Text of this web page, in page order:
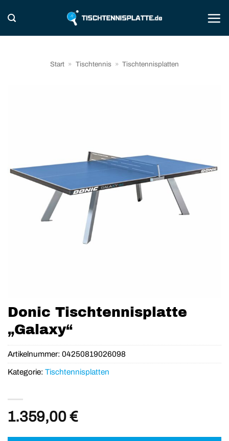
Inhalt
springen
Start » Tischtennis » Tischtennisplatten
Donic Tischtennisplatte
„Galaxy“
1.359,00€
Artikelnummer: 04250819026098
Kategorie: Tischtennisplatten